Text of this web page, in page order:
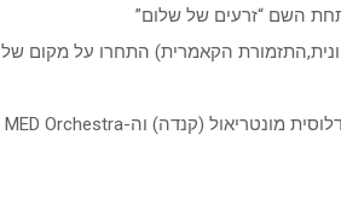
השם “זרעים של שלום”
הקאמרית) התחרו על מקום של
על הקונצרט ינצח תום כהן מנצחה הראשי ומנהלה המוסיקלי של התזמורת האנדלוסית הים תיכונית ירושלים, התזמורת האנדלוסית מונטריאול (קנדה) וה-MED Orchestra